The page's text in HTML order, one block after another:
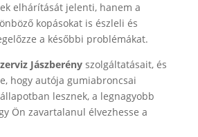
elhárítását jelenti, hanem a
kopásokat is észleli és
a későbbi problémákat.
Jászberény szolgáltatásait, és
hogy autója gumiabroncsai
lesznek, a legnagyobb
Ön zavartalanul élvezhesse a